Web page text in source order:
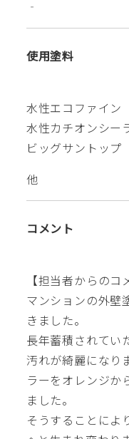
‐
使用塗料
水性エコファイン
水性カチオンシー
ビッグサントップ
他
コメント
【担当者からのコ
マンションの外壁
きました。
長年蓄積されてい
汚れが綺麗になり
ラーをオレンジか
ました。
そうすることによ